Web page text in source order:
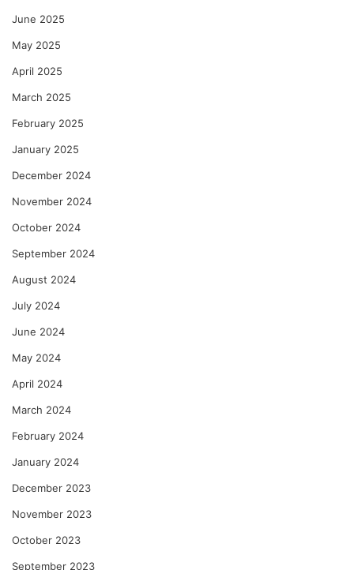
June 2025
May 2025
April 2025
March 2025
February 2025
January 2025
December 2024
November 2024
October 2024
September 2024
August 2024
July 2024
June 2024
May 2024
April 2024
March 2024
February 2024
January 2024
December 2023
November 2023
October 2023
September 2023